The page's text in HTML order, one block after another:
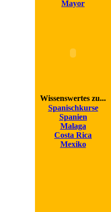
Mayor
Wissenswertes zu...
Spanischkurse
Spanien
Malaga
Costa Rica
Mexiko